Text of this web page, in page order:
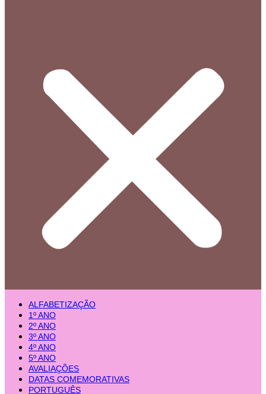
ALFABETIZAÇÃO
1º ANO
2º ANO
3º ANO
4º ANO
5º ANO
AVALIAÇÕES
DATAS COMEMORATIVAS
PORTUGUÊS